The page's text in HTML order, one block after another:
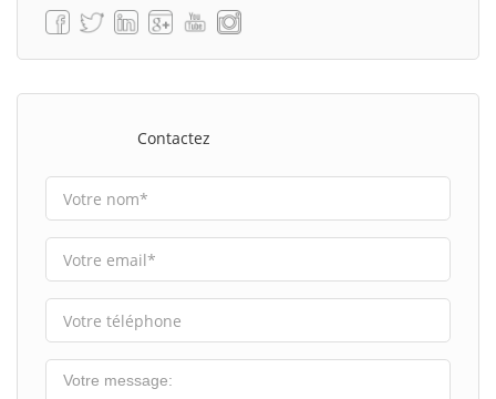
Contactez